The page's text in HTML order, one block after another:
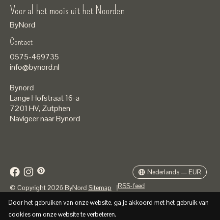
Voor al het moois uit het Noorden
ByNord
Contact
0575-469735
info@bynord.nl
Bynord
Lange Hofstraat 16-a
7201 HV, Zutphen
Navigeer naar Bynord
© Copyright 2026 ByNord Sitemap |RSS-feed
Nederlands — EUR
Door het gebruiken van onze website, ga je akkoord met het gebruik van
cookies om onze website te verbeteren.